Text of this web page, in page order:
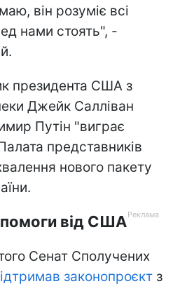
він розуміє всі
нами стоять", -
президента США з
Джейк Салліван
Путін "виграє
представників
нового пакету
від США
Сенат Сполучених
законопроєкт з